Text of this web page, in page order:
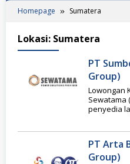
Homepage Sumatera
Lokasi: Sumatera
PT
Group)
Lowongan
Sewatama
penyedia
PT Arta
Group)